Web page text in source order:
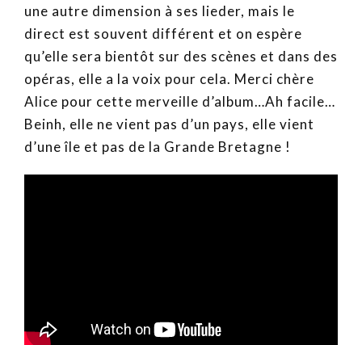
une autre dimension à ses lieder, mais le
direct est souvent différent et on espère
qu’elle sera bientôt sur des scènes et dans des
opéras, elle a la voix pour cela. Merci chère
Alice pour cette merveille d’album…Ah facile…
Beinh, elle ne vient pas d’un pays, elle vient
d’une île et pas de la Grande Bretagne !